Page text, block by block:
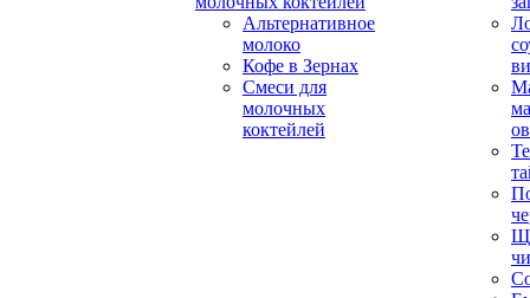
Альтернативное
молоко
Кофе в Зернах
Смеси для
молочных
коктейлей